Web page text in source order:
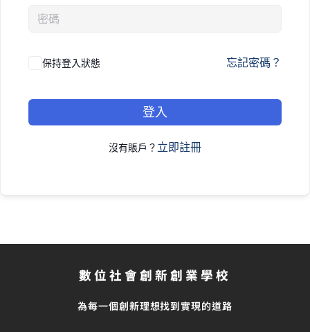
保持登入狀態 忘記密碼？
登入
沒有賬戶？ 立即註冊
數位社會創新創業學校
為每一個創新理想找到實現的道路